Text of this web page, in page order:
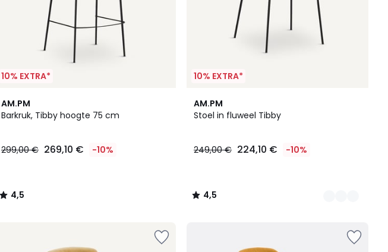
10% EXTRA*
AM.PM
Barkruk, Tibby hoogte 75 cm
299,00 € 269,10 € -10%
4,5
/ 5
4,5
/
10% EXTRA*
AM.PM
Stoel in fluweel Tibby
249,00 € 224,10 € -10%
4,5
/ 5
6
Kleuren
4,5
/